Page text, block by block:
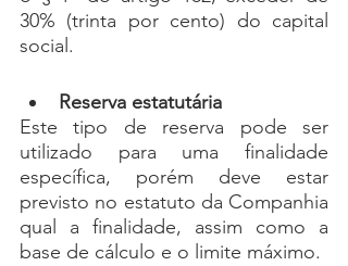
30% (trinta por cento) do capital
social.
Reserva estatutária
Este tipo de reserva pode ser
utilizado para uma finalidade
específica, porém deve estar
previsto no estatuto da Companhia
qual a finalidade, assim como a
base de cálculo e o limite máximo.